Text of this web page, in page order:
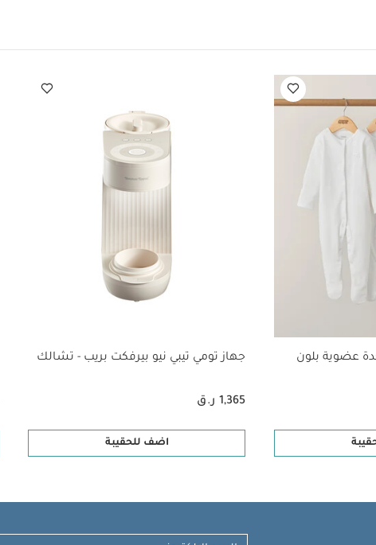
بيوتادين ستايرين (ABS)، بولي بروبيلين، لدائن حرارية (TPE)، نايلون، مطاط من اللدائن الحرارية (TPR)، بولي
فرشاة واحدة، مشط واحد، مقص واحد، قصّاصة أظافر واحدة، لوحين
فرشاة واحدة للأسنان
طقم بيجاما قطعة واحدة عضوية بلون أبيض - 3 قطع
الرضع من تومي تيبي
سلة التخلص من الحفاضات المستعملة تويست آند كليك من
عضوية بلون
جهاز تومي تيبي نيو بيرفكت بريب - تشالك
1,365 ر.ق
اضف للحقيبة